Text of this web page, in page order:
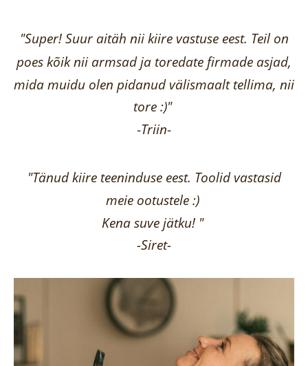
"Super! Suur aitäh nii kiire vastuse eest. Teil on
poes kõik nii armsad ja toredate firmade asjad,
mida muidu olen pidanud välismaalt tellima, nii
tore :)"
-Triin-
"Tänud kiire teeninduse eest. Toolid vastasid
meie ootustele :)
Kena suve jätku! "
-Siret-